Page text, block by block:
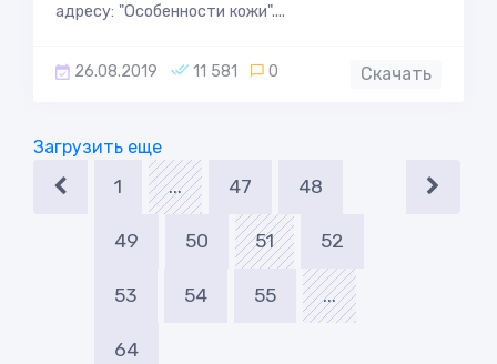
адресу: "Особенности кожи"....
26.08.2019 11 581 0 Скачать
Загрузить еще
1 ... 47 48
49 50 51 52
53 54 55 ...
64